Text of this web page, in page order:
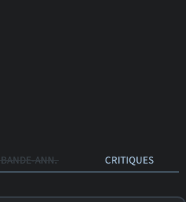
BANDE-ANN. CRITIQUES